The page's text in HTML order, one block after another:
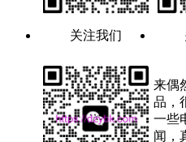
关注我们
来偶
品，
一些
闻，